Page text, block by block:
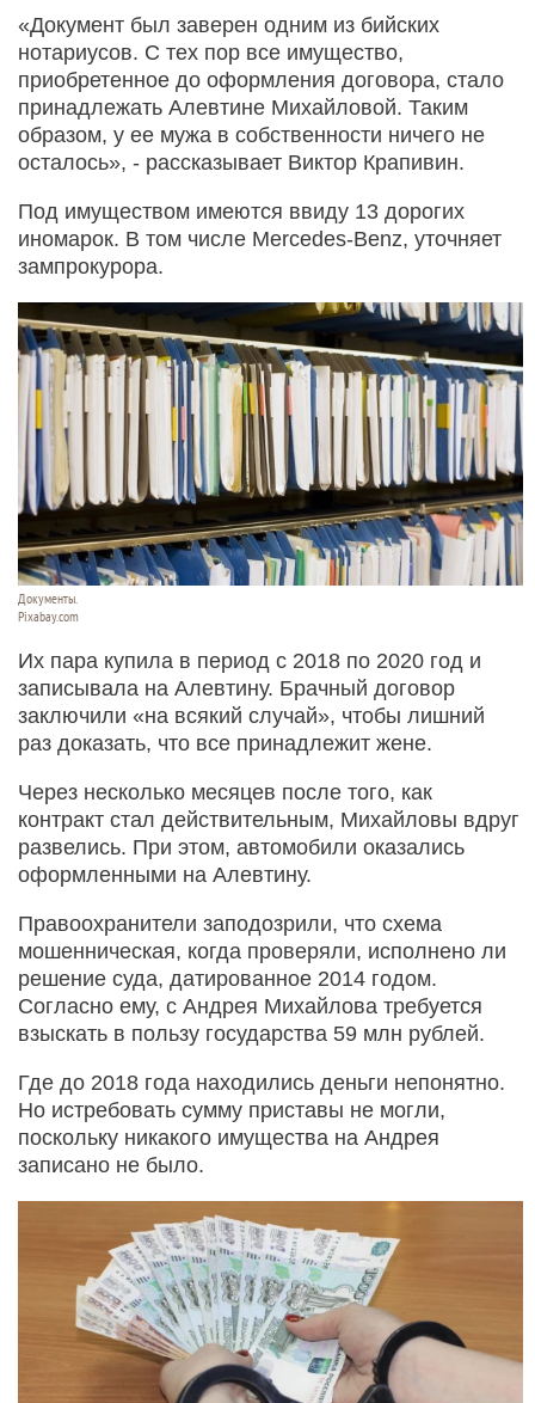
«Документ был заверен одним из бийских
нотариусов. С тех пор все имущество,
приобретенное до оформления договора, стало
принадлежать Алевтине Михайловой. Таким
образом, у ее мужа в собственности ничего не
осталось», - рассказывает Виктор Крапивин.
Под имуществом имеются ввиду 13 дорогих
иномарок. В том числе Mercedes-Benz, уточняет
зампрокурора.
Документы.
Pixabay.com
Их пара купила в период с 2018 по 2020 год и
записывала на Алевтину. Брачный договор
заключили «на всякий случай», чтобы лишний
раз доказать, что все принадлежит жене.
Через несколько месяцев после того, как
контракт стал действительным, Михайловы вдруг
развелись. При этом, автомобили оказались
оформленными на Алевтину.
Правоохранители заподозрили, что схема
мошенническая, когда проверяли, исполнено ли
решение суда, датированное 2014 годом.
Согласно ему, с Андрея Михайлова требуется
взыскать в пользу государства 59 млн рублей.
Где до 2018 года находились деньги непонятно.
Но истребовать сумму приставы не могли,
поскольку никакого имущества на Андрея
записано не было.